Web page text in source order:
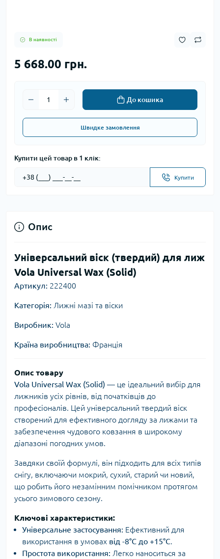
В наявності
5 668.00 грн.
До кошика
Швидке замовлення
Купити цей товар в 1 клік:
Купити
Опис
Універсальний віск (твердий) для лиж
Vola Universal Wax (Solid)
Артикул: 222400
Категорія: Лижні мазі та віски
Виробник: Vola
Країна виробництва: Франція
Опис товару
Vola Universal Wax (Solid) — це ідеальний вибір для
лижників усіх рівнів, від початківців до
професіоналів. Цей універсальний твердий віск
створений для ефективного догляду за лижами та
забезпечення чудового ковзання в широкому
діапазоні погодних умов.
Завдяки своїй формулі, він підходить для всіх типів
снігу, включаючи мокрий, сухий, старий чи новий,
що робить його незамінним помічником протягом
усього зимового сезону.
Ключові характеристики:
Універсальне застосування: Ефективний для
використання в умовах від -8°C до +15°C.
Простота використання: Легко наноситься за